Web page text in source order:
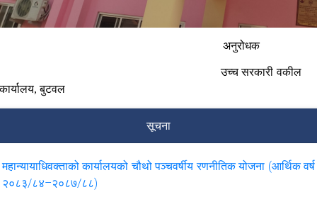
अनुरोधक
उच्च सरकारी वकील
कार्यालय, बुटवल
सूचना
महान्यायाधिवक्ताको कार्यालयको चौथो पञ्चवर्षीय रणनीतिक योजना (आर्थिक वर्ष
२०८३/८४–२०८७/८८)